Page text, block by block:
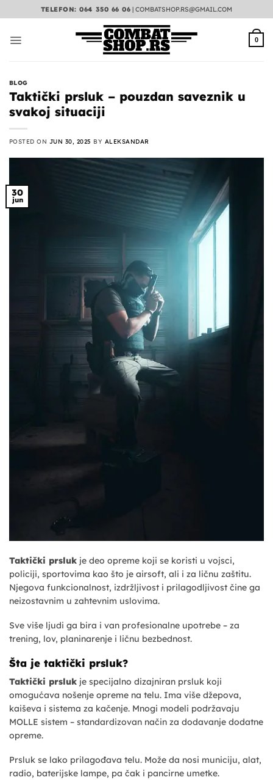
na
TELEFON: 064 350 66 06 |COMBATSHOP.RS@GMAIL.COM
0
BLOG
Taktički prsluk – pouzdan saveznik u
svakoj situaciji
POSTED ON JUN 30, 2025 BY ALEKSANDAR
30
jun
Taktički prsluk je deo opreme koji se koristi u vojsci,
policiji, sportovima kao što je airsoft, ali i za ličnu zaštitu.
Njegova funkcionalnost, izdržljivost i prilagodljivost čine ga
neizostavnim u zahtevnim uslovima.
Sve više ljudi ga bira i van profesionalne upotrebe – za
trening, lov, planinarenje i ličnu bezbednost.
Šta je taktički prsluk?
Taktički prsluk je specijalno dizajniran prsluk koji
omogućava nošenje opreme na telu. Ima više džepova,
kaiševa i sistema za kačenje. Mnogi modeli podržavaju
MOLLE sistem – standardizovan način za dodavanje dodatne
opreme.
Prsluk se lako prilagođava telu. Može da nosi municiju, alat,
radio, baterijske lampe, pa čak i pancirne umetke.